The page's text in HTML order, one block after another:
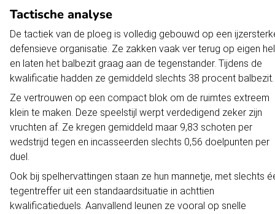
Tactische analyse
De tactiek van de ploeg is volledig gebouwd op een
defensieve organisatie. Ze zakken vaak ver terug op eigen
en laten het balbezit graag aan de tegenstander. Tijdens de
kwalificatie hadden ze gemiddeld slechts 38 procent balbezit.
Ze vertrouwen op een compact blok om de ruimtes extreem
klein te maken. Deze speelstijl werpt verdedigend zeker zijn
vruchten af. Ze kregen gemiddeld maar 9,83 schoten per
wedstrijd tegen en incasseerden slechts 0,56 doelpunten per
duel.
Ook bij spelhervattingen staan ze hun mannetje, met slechts
tegentreffer uit een standaardsituatie in achttien
kwalificatieduels. Aanvallend leunen ze vooral op snelle